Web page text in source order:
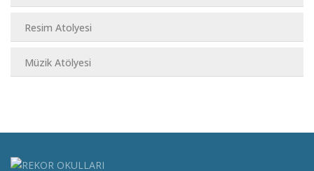
Resim Atolyesi
Müzik Atölyesi